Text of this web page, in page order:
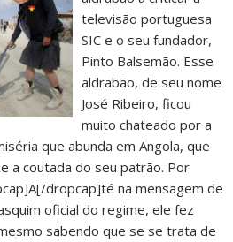
televisão portuguesa
SIC e o seu fundador,
Pinto Balsemão. Esse
aldrabão, de seu nome
José Ribeiro, ficou
muito chateado por a
que abunda em Angola, que
a coutada do seu patrão. Por
dropcap]té na mensagem de
oficial do regime, ele fez
sabendo que se se trata de